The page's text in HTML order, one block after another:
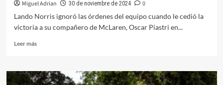
Miguel Adrian 30 de noviembre de 2024
0
Lando Norris ignoró las órdenes del equipo cuando le cedió la
victoria a su compañero de McLaren, Oscar Piastri en...
Leer másLeer
Brillante
1